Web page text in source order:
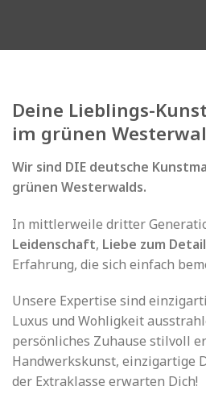
Deine Lieblings-
im grünen
Wir sind DIE deutsche
grünen Westerwalds.
In mittlerweile dritter
Leidenschaft, Liebe zum Detail
Erfahrung, die sich einfach
Unsere Expertise sind
Luxus und Wohligkeit
persönliches Zuhause stilvoll
Handwerkskunst, einzigartige
der Extraklasse erwarten Dich!